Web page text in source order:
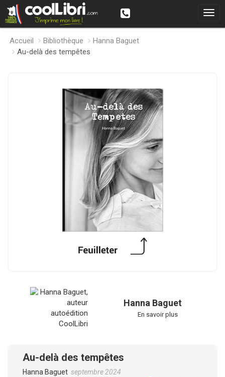
Accueil Bibliothèque
Hanna Baguet
Au-delà des tempêtes
Hanna Baguet
En savoir plus
Au-delà des tempêtes
Hanna Baguet septembre 2024